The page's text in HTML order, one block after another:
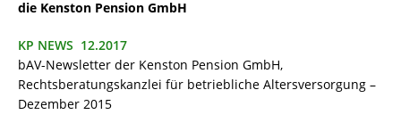
die Kenston Pension GmbH
KP NEWS 12.2017
bAV-Newsletter der Kenston Pension GmbH,
Rechtsberatungskanzlei für betriebliche Altersversorgung –
Dezember 2015